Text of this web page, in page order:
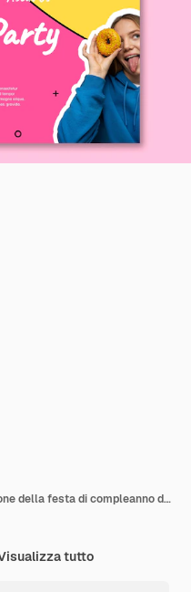
Modello di pagina di destinazione della festa di compleanno di design piatto
tutto